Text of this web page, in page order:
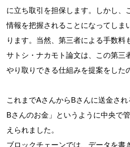
に立ち取引を担保します。しかし、
情報を把握されることになってしま
ります。当然、第三者による手数料
サトシ・ナカモト論文は、この第三
やり取りできる仕組みを提案をした
これまでAさんからBさんに送金さ
Bさんのお金」というように中央で
えられました。
ブロックチェーンでは、 データを書